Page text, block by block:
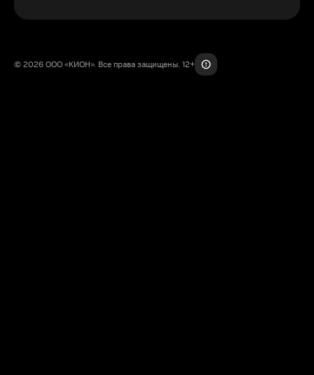
© 2026 ООО «КИОН». Все права защищены. 12+